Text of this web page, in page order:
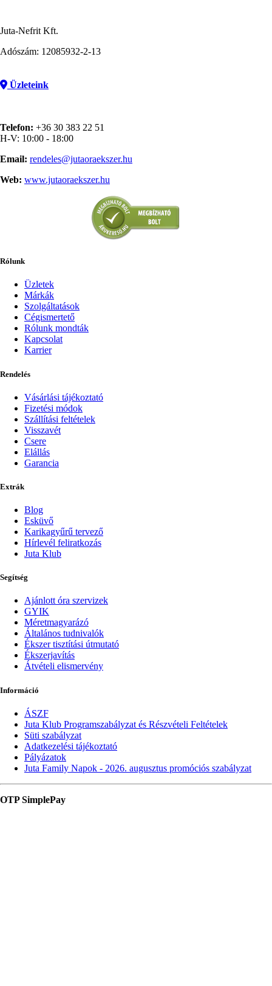
Juta-Nefrit Kft.
Adószám: 12085932-2-13
Üzleteink
Telefon: +36 30 383 22 51
H-V: 10:00 - 18:00
Email: rendeles@jutaoraekszer.hu
Web: www.jutaoraekszer.hu
Rólunk
Üzletek
Márkák
Szolgáltatások
Cégismertető
Rólunk mondták
Kapcsolat
Karrier
Rendelés
Vásárlási tájékoztató
Fizetési módok
Szállítási feltételek
Visszavét
Csere
Elállás
Garancia
Extrák
Blog
Esküvő
Karikagyűrű tervező
Hírlevél feliratkozás
Juta Klub
Segítség
Ajánlott óra szervizek
GYIK
Méretmagyarázó
Általános tudnivalók
Ékszer tisztítási útmutató
Ékszerjavítás
Átvételi elismervény
Információ
ÁSZF
Juta Klub Programszabályzat és Részvételi Feltételek
Süti szabályzat
Adatkezelési tájékoztató
Pályázatok
Juta Family Napok - 2026. augusztus promóciós szabályzat
OTP SimplePay